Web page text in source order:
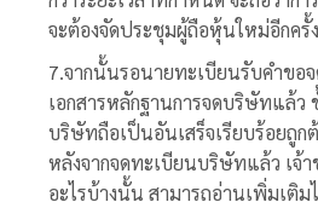
จะต้องจัดประชุมผู้ถือหุ้นใหม่อีกครั้ง
7.จากนั้นรอนายทะเบียนรับคำขอ
เอกสารหลักฐานการจดบริษัทแล้ว
บริษัทถือเป็นอันเสร็จเรียบร้อยถูก
หลังจากจดทะเบียนบริษัทแล้ว เจ้า
อะไรบ้างนั้น สามารถอ่านเพิ่มเติม